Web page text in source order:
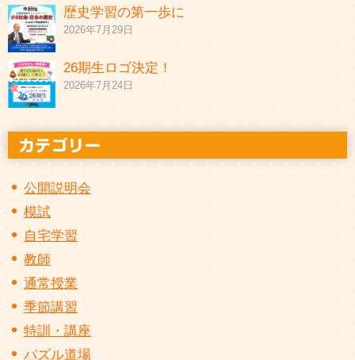
歴史学習の第一歩に
2026年7月29日
26期生ロゴ決定！
2026年7月24日
公開説明会
模試
自宅学習
教師
通常授業
季節講習
特訓・講座
パズル道場